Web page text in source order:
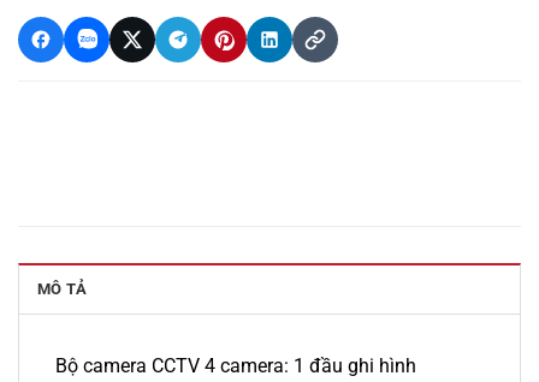
MÔ TẢ
Bộ camera CCTV 4 camera: 1 đầu ghi hình